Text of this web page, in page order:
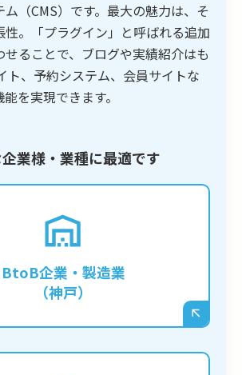
（CMS）です。最大の魅力は、そ
性。「プラグイン」と呼ばれる追加
ることで、ブログや実績紹介はも
ト、予約システム、会員サイトな
を実現できます。
業様・業種に最適です
BtoB企業・製造業
（神戸）
術や製品情報をブログで発信し、
客からの問い合わせを獲得したい
で、強力なSEO効果が期待できま